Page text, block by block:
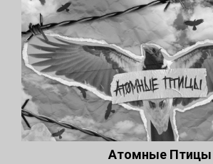
Атомные Птицы